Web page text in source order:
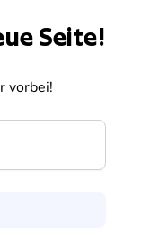
Seite!
vorbei!